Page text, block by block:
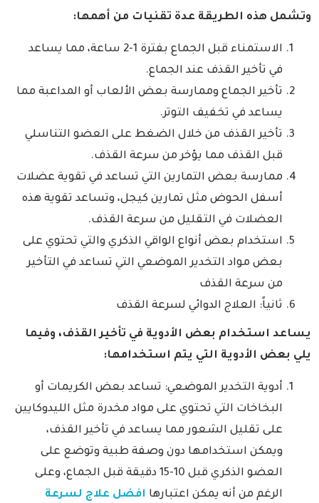
وتشمل هذه الطريقة عدة تقنيات من أهمها:
الاستمناء قبل الجماع بفترة 1-2 ساعة، مما يساعد
في تأخير القذف عند الجماع.
تأخير الجماع وممارسة بعض الألعاب أو المداعبة مما
يساعد في تخفيف التوتر.
تأخير القذف من خلال الضغط على العضو التناسلي
قبل القذف مما يؤخر من سرعة القذف.
ممارسة بعض التمارين التي تساعد في تقوية عضلات
أسفل الحوض مثل تمارين كيجل، وتساعد تقوية هذه
العضلات في التقليل من سرعة القذف.
استخدام بعض أنواع الواقي الذكري والتي تحتوي على
بعض مواد التخدير الموضعي التي تساعد في التأخير
من سرعة القذف
ثانياً: العلاج الدوائي لسرعة القذف
يساعد استخدام بعض الأدوية في تأخير القذف، وفيما
يلي بعض الأدوية التي يتم استخدامها:
أدوية التخدير الموضعي: تساعد بعض الكريمات أو
البخاخات التي تحتوي على مواد مخدرة مثل الليدوكايين
على تقليل الشعور مما يساعد في تأخير القذف،
ويمكن استخدامها دون وصفة طبية وتوضع على
العضو الذكري قبل 10-15 دقيقة قبل الجماع، وعلى
الرغم من أنه يمكن اعتبارها افضل علاج لسرعة